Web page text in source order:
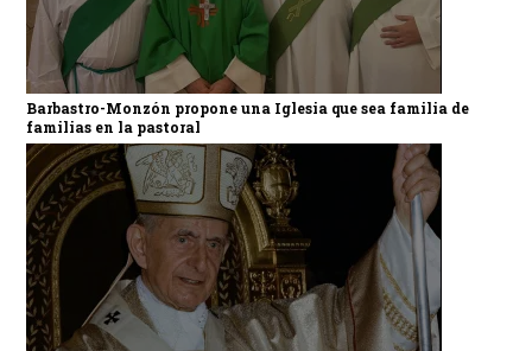
Barbastro-Monzón propone una Iglesia que sea familia de
familias en la pastoral